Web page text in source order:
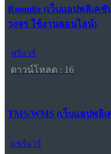
Roomlix (เว็บแอปพลิเค
วงจร ใช้งานออนไลน์)
ฟรีแวร์
ดาวน์โหลด : 16
TMS/WMS (เว็บแอปพลิ
แชร์แวร์